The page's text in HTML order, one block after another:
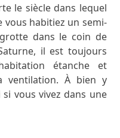
le siècle dans lequel
vous habitiez un semi-
dans le coin de
il est toujours
étanche et
ventilation. À bien y
si vous vivez dans une